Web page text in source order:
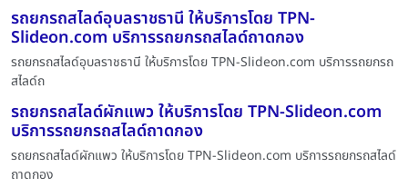
รถยกรถสไลด์อุบลราชธานี ให้บริการโดย TPN-
Slideon.com บริการรถยกรถสไลด์ถาดกอง
รถยกรถสไลด์อุบลราชธานี ให้บริการโดย TPN-Slideon.com บริการรถยกรถ
สไลด์ถ
รถยกรถสไลด์ผักแพว ให้บริการโดย TPN-Slideon.com
บริการรถยกรถสไลด์ถาดกอง
รถยกรถสไลด์ผักแพว ให้บริการโดย TPN-Slideon.com บริการรถยกรถสไลด์
ถาดกอง